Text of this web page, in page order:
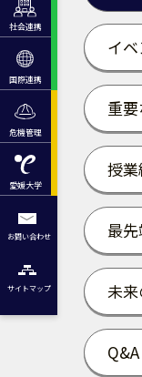
社会連携
国際連携
危機管理
愛媛大学
お問い合わせ
サイトマップ
イ
重
授
最
未
Q&A